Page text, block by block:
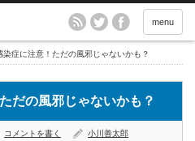
menu
染症に注意！ただの風邪じゃないかも？
だの風邪じゃないかも？
コメントを書く 小川善太郎